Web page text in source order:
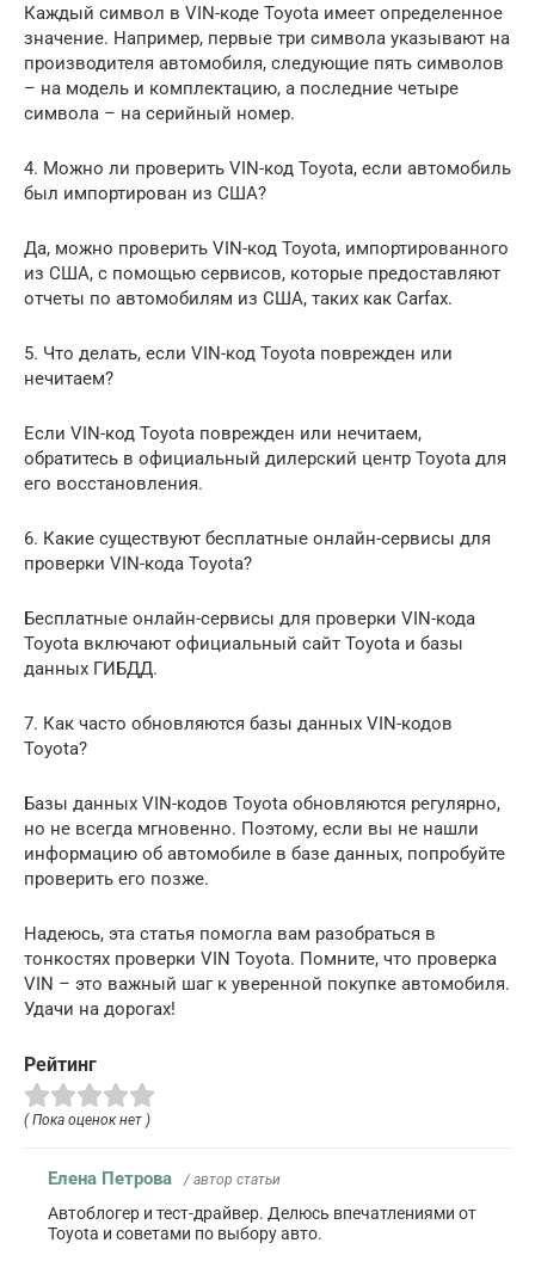
Каждый символ в VIN-коде Toyota имеет определенное
значение. Например, первые три символа указывают на
производителя автомобиля, следующие пять символов
– на модель и комплектацию, а последние четыре
символа – на серийный номер.
4. Можно ли проверить VIN-код Toyota, если автомобиль
был импортирован из США?
Да, можно проверить VIN-код Toyota, импортированного
из США, с помощью сервисов, которые предоставляют
отчеты по автомобилям из США, таких как Carfax.
5. Что делать, если VIN-код Toyota поврежден или
нечитаем?
Если VIN-код Toyota поврежден или нечитаем,
обратитесь в официальный дилерский центр Toyota для
его восстановления.
6. Какие существуют бесплатные онлайн-сервисы для
проверки VIN-кода Toyota?
Бесплатные онлайн-сервисы для проверки VIN-кода
Toyota включают официальный сайт Toyota и базы
данных ГИБДД.
7. Как часто обновляются базы данных VIN-кодов
Toyota?
Базы данных VIN-кодов Toyota обновляются регулярно,
но не всегда мгновенно. Поэтому, если вы не нашли
информацию об автомобиле в базе данных, попробуйте
проверить его позже.
Надеюсь, эта статья помогла вам разобраться в
тонкостях проверки VIN Toyota. Помните, что проверка
VIN – это важный шаг к уверенной покупке автомобиля.
Удачи на дорогах!
Рейтинг
( Пока оценок нет )
Елена Петрова / автор статьи
Автоблогер и тест-драйвер. Делюсь впечатлениями от
Toyota и советами по выбору авто.